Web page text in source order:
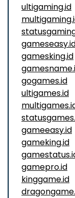
ultigaming.id
gamesking.id
gogames.id
ultigames.id
gameeasy.id
gameking.id
gamepro.id
kinggame.id